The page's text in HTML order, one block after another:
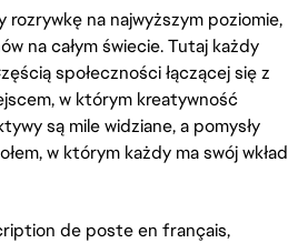
na najwyższym poziomie,
na całym świecie. Tutaj każdy
społeczności łączącej się z
w którym kreatywność
są mile widziane, a pomysły
w którym każdy ma swój wkład
de poste en français,